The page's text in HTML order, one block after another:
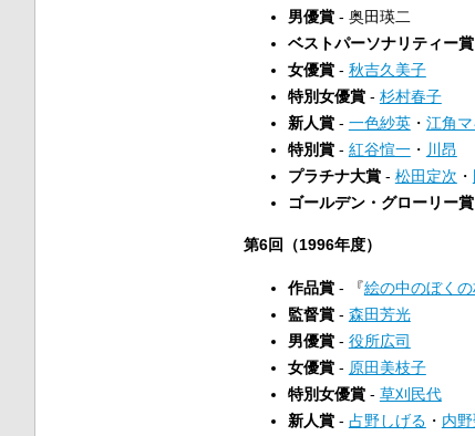
男優賞- 奥田瑛二
ベストパーソナリティー賞
女優賞- 秋吉久美子
特別女優賞- 杉村春子
新人賞- 一色紗英・ 江角マ
特別賞- 紅谷愃一・ 川昂
プラチナ大賞- 松田定次 ・
ゴールデン・グローリー賞
第6回（1996年度）
作品賞- 『絵の中のぼく
監督賞- 森田芳光
男優賞- 役所広司
女優賞- 原田美枝子
特別女優賞- 草刈民代
新人賞- 占野しげる ・ 内